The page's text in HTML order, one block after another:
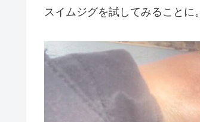
スイムジグを試してみることに。